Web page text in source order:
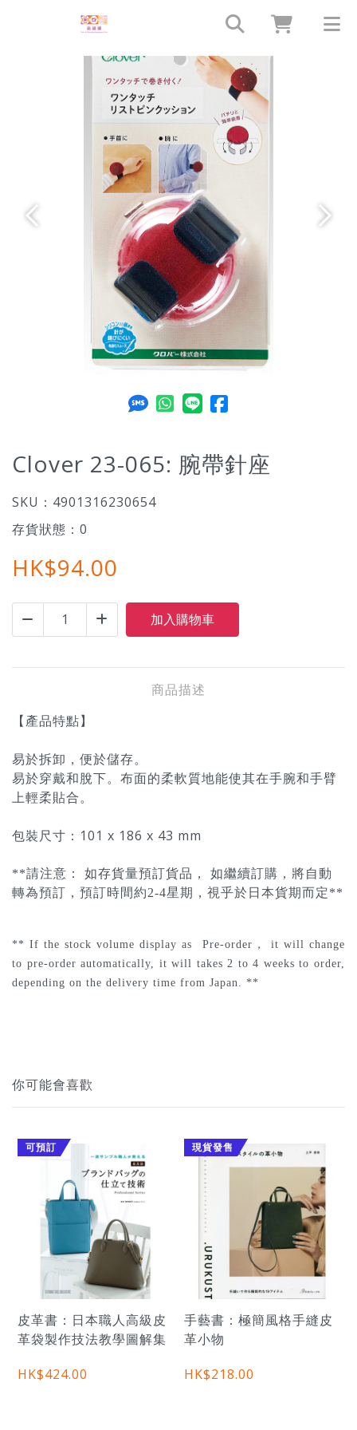
上一個 下一
Clover 23-065: 腕帶針座
SKU： 4901316230654
存貨狀態： 0
HK$94.00
商品描述
【產品特點】
易於拆卸，便於儲存。
易於穿戴和脫下。布面的柔軟質地能使其在手腕和手臂
上輕柔貼合。
包裝尺寸：101 x 186 x 43 mm
**請注意： 如存貨量預訂貨品， 如繼續訂購，將自動
轉為預訂，預訂時間約2-4星期，視乎於日本貨期而定**
** If the stock volume display as Pre-order， it will change
to pre-order automatically, it will takes 2 to 4 weeks to order,
depending on the delivery time from Japan. **
你可能會喜歡
可預訂
皮革書：日本職人高級皮
革袋製作技法教學圖解集
HK$424.00
現貨發售
手藝書：極簡風格手縫皮
革小物
HK$218.00